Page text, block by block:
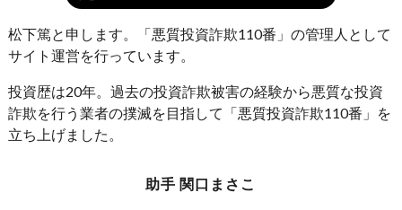
松下篤と申します。「悪質投資詐欺110番」の管理人として
サイト運営を行っています。
投資歴は20年。過去の投資詐欺被害の経験から悪質な投資
詐欺を行う業者の撲滅を目指して「悪質投資詐欺110番」を
立ち上げました。
助手 関口まさこ